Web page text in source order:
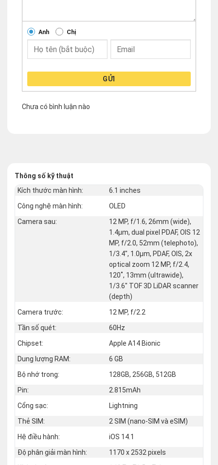
Anh Chị
GỬI
Chưa có bình luận nào
Thông số kỹ thuật
Kích thước màn hình:
6.1 inches
Công nghệ màn hình:
OLED
Camera sau:
12 MP, f/1.6, 26mm (wide),
1.4µm, dual pixel PDAF, OIS 12
MP, f/2.0, 52mm (telephoto),
1/3.4", 1.0µm, PDAF, OIS, 2x
optical zoom 12 MP, f/2.4,
120˚, 13mm (ultrawide),
1/3.6" TOF 3D LiDAR scanner
(depth)
Camera trước:
12 MP, f/2.2
Tần số quét:
60Hz
Chipset:
Apple A14 Bionic
Dung lượng RAM:
6 GB
Bộ nhớ trong:
128GB, 256GB, 512GB
Pin:
2.815mAh
Cổng sạc:
Lightning
Thẻ SIM:
2 SIM (nano‑SIM và eSIM)
Hệ điều hành:
iOS 14.1
Độ phân giải màn hình:
1170 x 2532 pixels